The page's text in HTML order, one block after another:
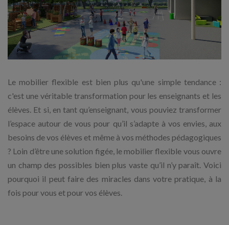
Le mobilier flexible est bien plus qu'une simple tendance :
c'est une véritable transformation pour les enseignants et les
élèves. Et si, en tant qu’enseignant, vous pouviez transformer
l’espace autour de vous pour qu’il s’adapte à vos envies, aux
besoins de vos élèves et même à vos méthodes pédagogiques
? Loin d’être une solution figée, le mobilier flexible vous ouvre
un champ des possibles bien plus vaste qu’il n’y paraît. Voici
pourquoi il peut faire des miracles dans votre pratique, à la
fois pour vous et pour vos élèves.